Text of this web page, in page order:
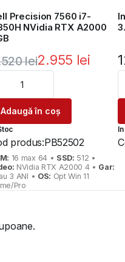
Precision 7560 i7-
NVidia RTX A2000
lei
lei.
2.955 lei
lei.
Adaugă în coș
produs:PB52502
16 max 64 • SSD: 512 •
NVidia RTX A2000 4 • Gar:
3 ANI • OS: Opt Win 11
Pro